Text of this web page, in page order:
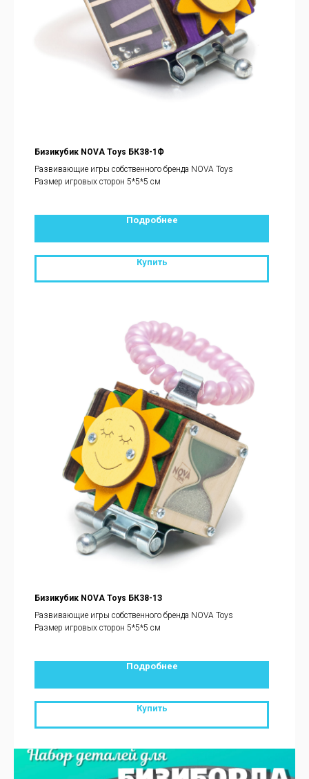
Бизикубик NOVA Toys БК38-1Ф
Развивающие игры собственного бренда NOVA Toys
Размер игровых сторон 5*5*5 см
Подробнее
Купить
Бизикубик NOVA Toys БК38-1З
Развивающие игры собственного бренда NOVA Toys
Размер игровых сторон 5*5*5 см
Подробнее
Купить